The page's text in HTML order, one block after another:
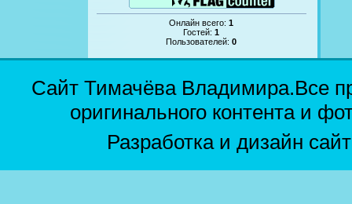
Онлайн всего:1
Гостей:1
Пользователей:0
Сайт Тимачёва Владимира.Все
оригинального контента и
Разработка и дизайн